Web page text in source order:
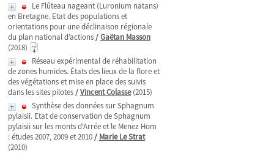
Le Flûteau nageant (Luronium natans)
en Bretagne. Etat des populations et
orientations pour une déclinaison régionale
du plan national d’actions/Gaëtan Masson
(2018)
Réseau expérimental de réhabilitation
de zones humides. États des lieux de la flore et
des végétations et mise en place des suivis
dans les sites pilotes/Vincent Colasse(2015)
Synthèse des données sur Sphagnum
pylaisii. Etat de conservation de Sphagnum
pylaisii sur les monts d'Arrée et le Menez Hom
: études 2007, 2009 et 2010/ Marie Le Strat
(2010)